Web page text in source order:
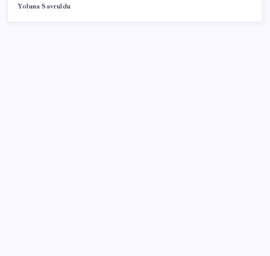
Yoluna Savruldu